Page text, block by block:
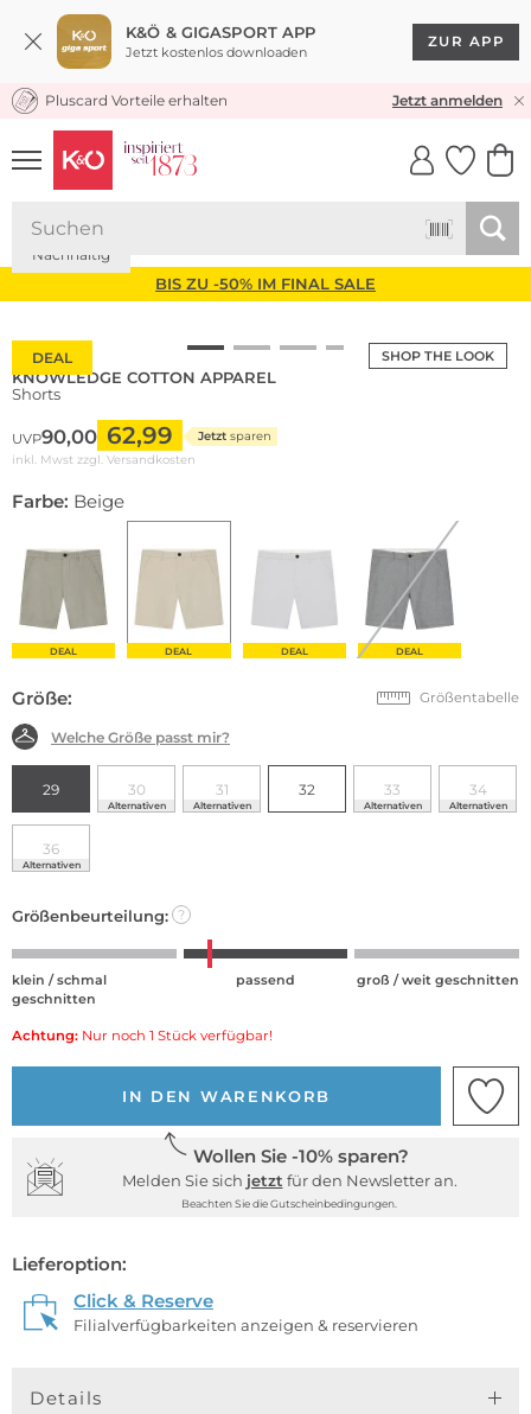
K&Ö & GIGASPORT APP
Jetzt kostenlos downloaden
ZUR APP
KOSTENLOSER VERSAND* & RÜCKVERSAND
Pluscard Vorteile erhalten Jetzt anmelden
UNSERE APP
CLICK &
BIS ZU -50% IM FINAL SALE
SHOP THE LOOK
DEAL
Nachhaltig
KNOWLEDGE COTTON APPAREL
Shorts
UVP90,00 62,99 Jetzt sparen
inkl. Mwst zzgl. Versandkosten
Farbe: Beige
DEAL DEAL DEAL DEAL
Größe: Größentabelle
Welche Größe passt mir?
29 30
Alternativen
31
Alternativen
32 33
Alternativen
34
Alternativen
36
Alternativen
Größenbeurteilung: ?
klein / schmal
geschnitten
passend groß / weit geschnitten
Achtung: Nur noch 1 Stück verfügbar!
IN DEN WARENKORB
Wollen Sie -10% sparen?
Melden Sie sich jetzt für den Newsletter an.
Beachten Sie die Gutscheinbedingungen.
Lieferoption:
Click & Reserve
Filialverfügbarkeiten anzeigen & reservieren
Details